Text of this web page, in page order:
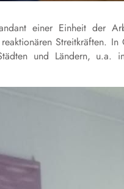
einer Einheit der
Streitkräften.
und Ländern, u.a.